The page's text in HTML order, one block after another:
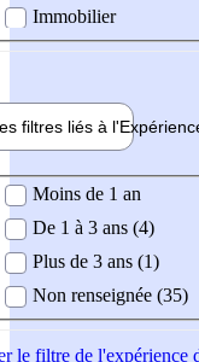
Immobilier
filtres liés à l'
demandée
Moins de 1 an
De 1 à 3 ans (4)
Plus de 3 ans (1)
Non renseignée (35)
le filtre de l'expérience